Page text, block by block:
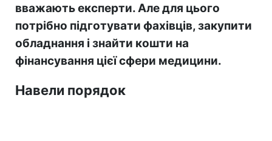
вважають експерти. Але для цього
потрібно підготувати фахівців, закупити
обладнання і знайти кошти на
фінансування цієї сфери медицини.
Навели порядок